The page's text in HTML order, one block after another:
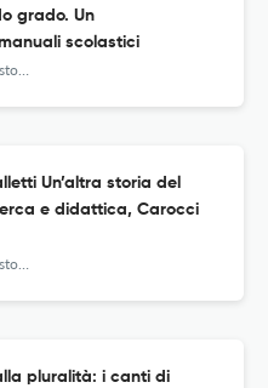
grado. Un
scolastici
History
Un’altra storia del
e didattica, Carocci
History
pluralità: i canti di